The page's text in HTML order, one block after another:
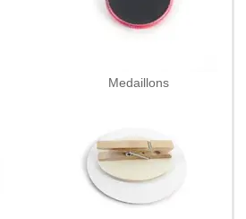
Medaillons